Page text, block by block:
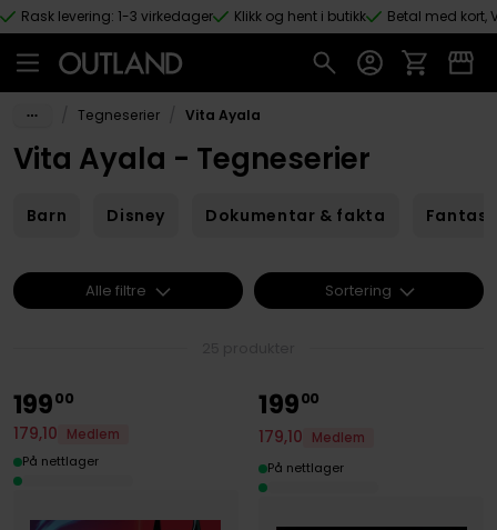
Hopp til hovedinnhold
Rask levering: 1-3 virkedager Klikk og hent i butikk Betal med kort,
Tegneserier Vita Ayala
Vita Ayala - Tegneserier
Barn Disney Dokumentar & fakta Fantasy
19900
179,10
Medlem
På nettlager
19900
179,10
Medlem
På nettlager
Alle filtre Sortering